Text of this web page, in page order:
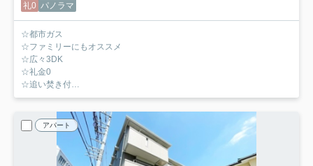
礼0 パノラマ
☆都市ガス
☆ファミリーにもオススメ
☆広々3DK
☆礼金0
☆追い焚き付
☆駐車場付き
アパート